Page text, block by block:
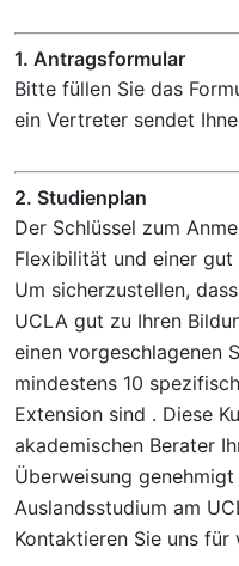
1. Antragsformular
Bitte füllen Sie das
ein Vertreter sendet
2. Studienplan
Der Schlüssel zum
Flexibilität und einer
Um sicherzustellen,
UCLA gut zu Ihren
einen vorgeschlagenen
mindestens 10
Extension sind . Diese
akademischen Berater
Überweisung
Auslandsstudium am
Kontaktieren Sie uns